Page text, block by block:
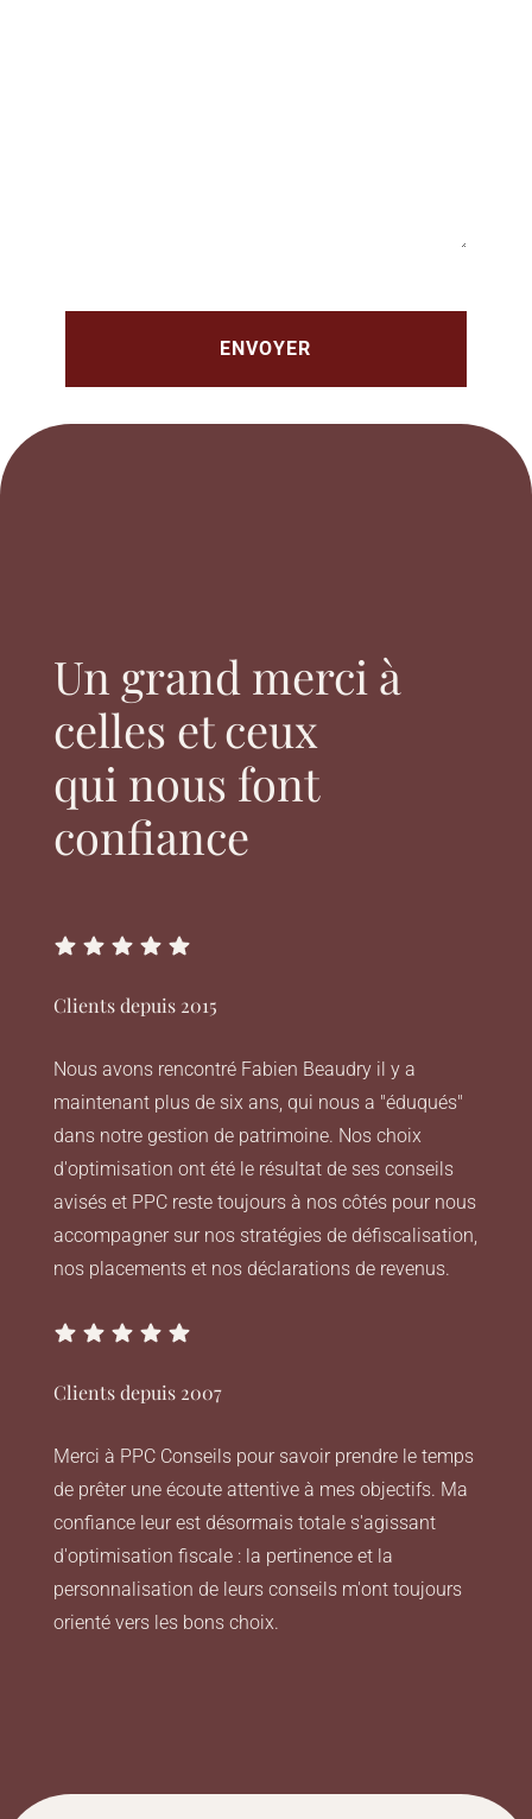
Un grand merci à
celles et ceux
qui nous font
confiance
Clients depuis 2015
Nous avons rencontré Fabien Beaudry il y a
maintenant plus de six ans, qui nous a "éduqués"
dans notre gestion de patrimoine. Nos choix
d'optimisation ont été le résultat de ses conseils
avisés et PPC reste toujours à nos côtés pour nous
accompagner sur nos stratégies de défiscalisation,
nos placements et nos déclarations de revenus.
Clients depuis 2007
Merci à PPC Conseils pour savoir prendre le temps
de prêter une écoute attentive à mes objectifs. Ma
confiance leur est désormais totale s'agissant
d'optimisation fiscale : la pertinence et la
personnalisation de leurs conseils m'ont toujours
orienté vers les bons choix.